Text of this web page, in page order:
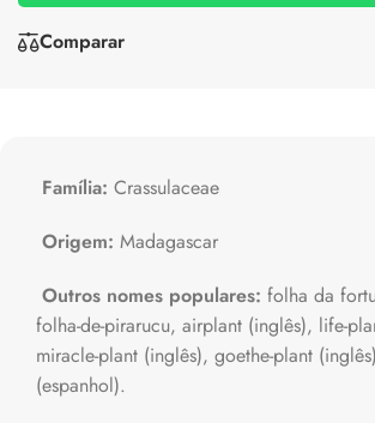
Comparar
Família: Crassulaceae
Origem: Madagascar
Outros nomes populares: folha da
folha-de-pirarucu, airplant (inglês), life-
miracle-plant (inglês), goethe-plant
(espanhol).